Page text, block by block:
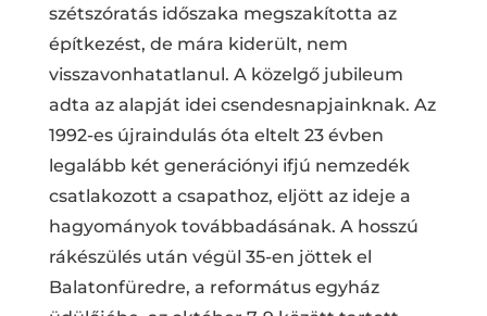
szétszóratás időszaka megszakította az
építkezést, de mára kiderült, nem
visszavonhatatlanul. A közelgő jubileum
adta az alapját idei csendesnapjainknak. Az
1992-es újraindulás óta eltelt 23 évben
legalább két generációnyi ifjú nemzedék
csatlakozott a csapathoz, eljött az ideje a
hagyományok továbbadásának. A hosszú
rákészülés után végül 35-en jöttek el
Balatonfüredre, a református egyház